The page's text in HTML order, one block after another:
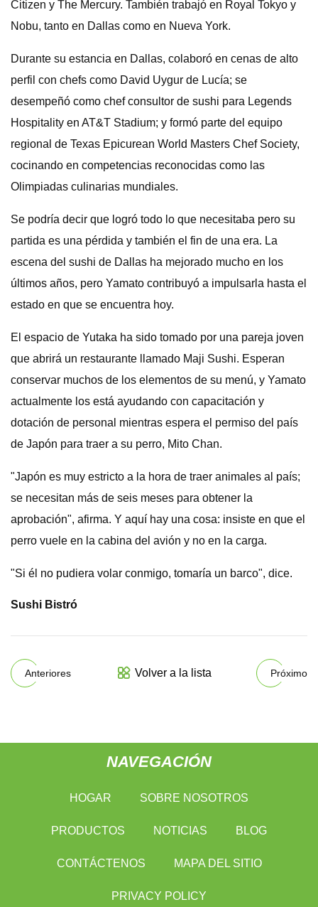
Citizen y The Mercury. También trabajó en Royal Tokyo y
Nobu, tanto en Dallas como en Nueva York.
Durante su estancia en Dallas, colaboró ​​en cenas de alto
perfil con chefs como David Uygur de Lucía; se
desempeñó como chef consultor de sushi para Legends
Hospitality en AT&T Stadium; y formó parte del equipo
regional de Texas Epicurean World Masters Chef Society,
cocinando en competencias reconocidas como las
Olimpiadas culinarias mundiales.
Se podría decir que logró todo lo que necesitaba pero su
partida es una pérdida y también el fin de una era. La
escena del sushi de Dallas ha mejorado mucho en los
últimos años, pero Yamato contribuyó a impulsarla hasta el
estado en que se encuentra hoy.
El espacio de Yutaka ha sido tomado por una pareja joven
que abrirá un restaurante llamado Maji Sushi. Esperan
conservar muchos de los elementos de su menú, y Yamato
actualmente los está ayudando con capacitación y
dotación de personal mientras espera el permiso del país
de Japón para traer a su perro, Mito Chan.
"Japón es muy estricto a la hora de traer animales al país;
se necesitan más de seis meses para obtener la
aprobación", afirma. Y aquí hay una cosa: insiste en que el
perro vuele en la cabina del avión y no en la carga.
"Si él no pudiera volar conmigo, tomaría un barco", dice.
Sushi Bistró
Anteriores Volver a la lista Próximo
NAVEGACIÓN
HOGAR SOBRE NOSOTROS
PRODUCTOS NOTICIAS BLOG
CONTÁCTENOS MAPA DEL SITIO
PRIVACY POLICY